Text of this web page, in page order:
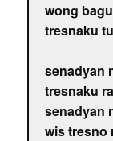
wong
tresnaku
senadyan
tresnaku
senadyan
wis tresno